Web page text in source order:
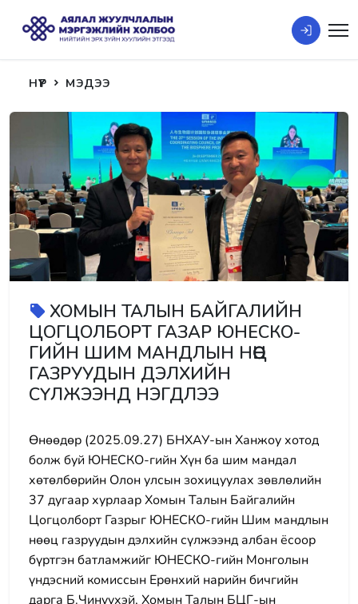
НҮҮР МЭДЭЭ
ХОМЫН ТАЛЫН БАЙГАЛИЙН
ЦОГЦОЛБОРТ ГАЗАР ЮНЕСКО-
ГИЙН ШИМ МАНДЛЫН НӨӨЦ
ГАЗРУУДЫН ДЭЛХИЙН
СҮЛЖЭЭНД НЭГДЛЭЭ
Өнөөдөр (2025.09.27) БНХАУ-ын Ханжоу хотод
болж буй ЮНЕСКО-гийн Хүн ба шим мандал
хөтөлбөрийн Олон улсын зохицуулах зөвлөлийн
37 дугаар хурлаар Хомын Талын Байгалийн
Цогцолборт Газрыг ЮНЕСКО-гийн Шим мандлын
нөөц газруудын дэлхийн сүлжээнд албан ёсоор
бүртгэн батламжийг ЮНЕСКО-гийн Монголын
үндэсний комиссын Ерөнхий нарийн бичгийн
дарга Б.Чинүүхэй, Хомын Талын БЦГ-ын